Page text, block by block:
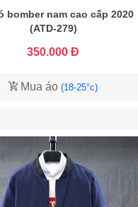
bomber nam cao cấp 2020
(ATD-279)
350.000 Đ
Mua áo(18-25°c)